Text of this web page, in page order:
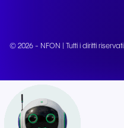
© 2026 - NFON | Tutti i diritti riservati.